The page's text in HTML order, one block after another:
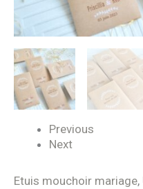
Previous
Next
Etuis mouchoir mariage,